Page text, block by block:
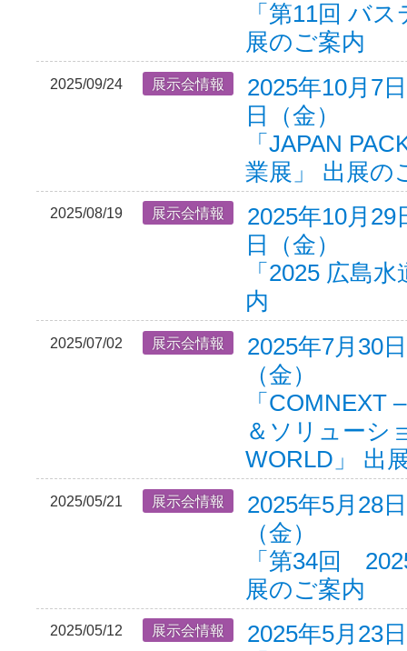
「第11回 バ
展のご案内
2025/09/24 展示会情報
2025年10月7
日（金）
「JAPAN
業展」 出展の
2025/08/19 展示会情報
2025年10月29
日（金）
「2025 広島
内
2025/07/02 展示会情報
2025年7月30
（金）
「COMNEXT
＆ソリューシ
WORLD」 出
2025/05/21 展示会情報
2025年5月28
（金）
「第34回
展のご案内
2025/05/12 展示会情報
2025年5月23